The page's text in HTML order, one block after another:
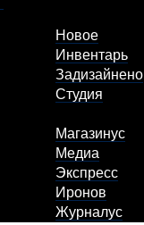
Новое
Инвентарь
Задизайнено
Студия
Магазинус
Медиа
Экспресс
Иронов
Журналус